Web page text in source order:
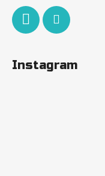
Instagram